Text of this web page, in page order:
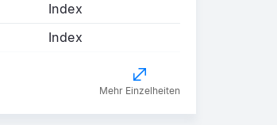
Index
Index
Mehr Einzelheiten